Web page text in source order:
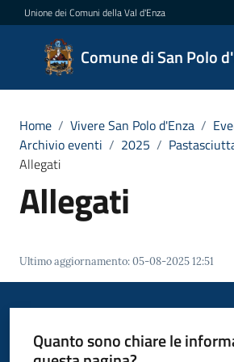
Vai al contenuto
Vai alla navigazione
Vai al footer
Unione dei Comuni della Val d'Enza
Comune di San Polo
Comune
di San
d'Enza
Amministrazione
Servizi
Vivere
San
Home / Vivere San Polo d'Enza /
Archivio eventi / 2025 /
Allegati
Allegati
Ultimo aggiornamento:05-08-2025 12:51
Quanto sono chiare le